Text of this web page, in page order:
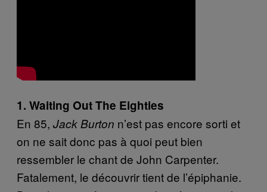
1. Waiting Out The Eighties
En 85, Jack Burton n’est pas encore sorti et
on ne sait donc pas à quoi peut bien
ressembler le chant de John Carpenter.
Fatalement, le découvrir tient de l’épiphanie.